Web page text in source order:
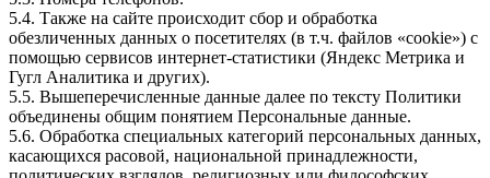
5.4. Также на сайте происходит сбор и обработка
обезличенных данных о посетителях (в т.ч. файлов «cookie») с
помощью сервисов интернет-статистики (Яндекс Метрика и
Гугл Аналитика и других).
5.5. Вышеперечисленные данные далее по тексту Политики
объединены общим понятием Персональные данные.
5.6. Обработка специальных категорий персональных данных,
касающихся расовой, национальной принадлежности,